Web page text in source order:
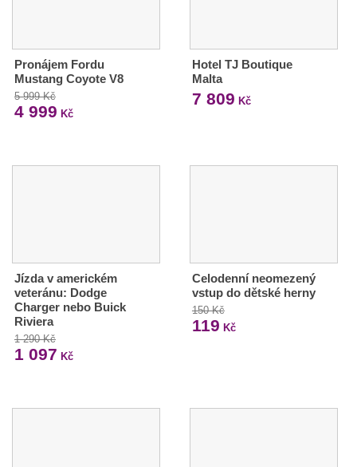
Pronájem Fordu
Mustang Coyote V8
5 999 Kč
4 999 Kč
Hotel TJ Boutique
Malta
7 809 Kč
Jízda v americkém
veteránu: Dodge
Charger nebo Buick
Riviera
1 290 Kč
1 097 Kč
Celodenní neomezený
vstup do dětské herny
150 Kč
119 Kč